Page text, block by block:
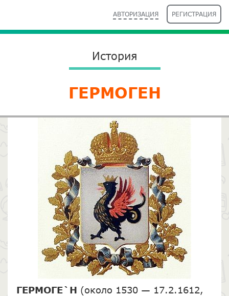
АВТОРИЗАЦИЯ РЕГИСТРАЦИЯ
История
ГЕРМОГЕН
ГЕРМОГЕ`Н (около 1530 — 17.2.1612,